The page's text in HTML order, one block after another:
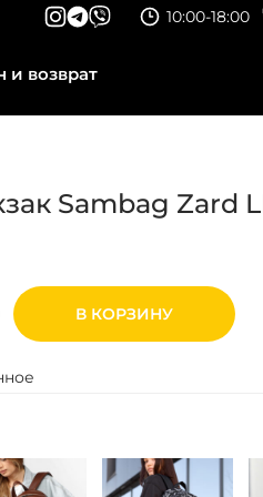
10:00-18:00
и возврат
Sambag Zard
В КОРЗИНУ